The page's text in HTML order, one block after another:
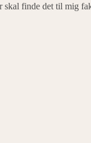
finde det til mig